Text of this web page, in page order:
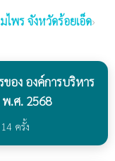
ไพร จังหวัดร้อยเอ็ด›
อง องค์การบริหาร
.ศ. 2568
ครั้ง